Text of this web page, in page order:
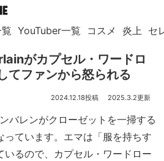
YouTuber一覧 コスメ 炎上 セ
がカプセル・ワードロ
てファンから怒られる
2024.12.18 2025.3.2
バレンがクローゼットを一掃する
っています。エマは「服を持ちす
いるので、カプセル・ワードロー